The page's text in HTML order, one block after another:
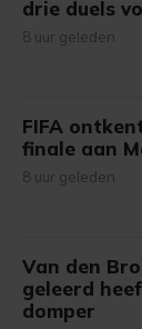
drie duels
8 uur geleden
FIFA
finale aan
8 uur geleden
Van den
geleerd
domper